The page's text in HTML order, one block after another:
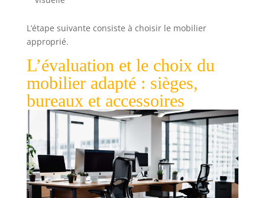
L’étape suivante consiste à choisir le mobilier
approprié.
L’évaluation et le choix du
mobilier adapté : sièges,
bureaux et accessoires